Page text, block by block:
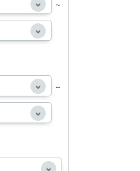
～
～